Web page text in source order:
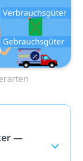
—